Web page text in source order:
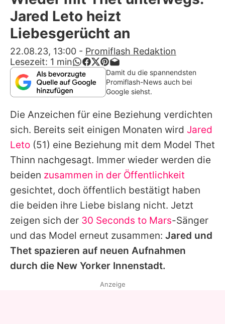
Alle Themen auf Promiflash
Jobs
App runterladen
Team
Redaktionelle Richtlinien
Impressum
Datenschutzerklärung
Nutzungsbedingungen
Utiq verwalten
Jared Leto heizt
Liebesgerücht an
22.08.23, 13:00 - Promiflash Redaktion
Lesezeit: 1 min
Damit du die spannendsten
Promiflash-News auch bei
Google siehst.
Die Anzeichen für eine Beziehung verdichten
sich. Bereits seit einigen Monaten wird Jared
Leto (51) eine Beziehung mit dem Model Thet
Thinn nachgesagt. Immer wieder werden die
beiden zusammen in der Öffentlichkeit
gesichtet, doch öffentlich bestätigt haben
die beiden ihre Liebe bislang nicht. Jetzt
zeigen sich der 30 Seconds to Mars-Sänger
und das Model erneut zusammen: Jared und
Thet spazieren auf neuen Aufnahmen
durch die New Yorker Innenstadt.
Anzeige